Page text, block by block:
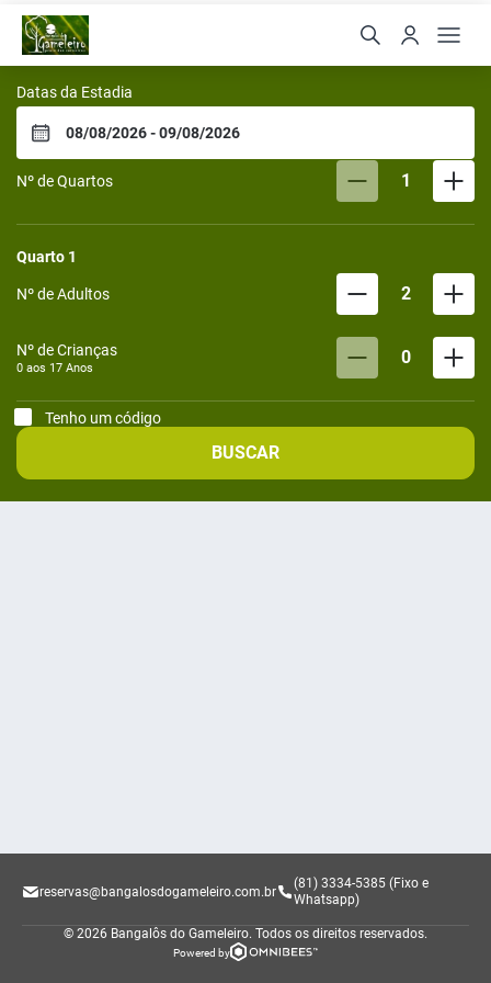
Bangalôs do Gameleiro
Datas da Estadia
Nº de Quartos 1
Quarto 1
Nº de Adultos 2
Nº de Crianças
0 aos 17 Anos 0
Tenho um código
BUSCAR
reservas@bangalosdogameleiro.com.br
(81) 3334-5385 (Fixo e
Whatsapp)
© 2026 Bangalôs do Gameleiro. Todos os direitos reservados.
Powered by